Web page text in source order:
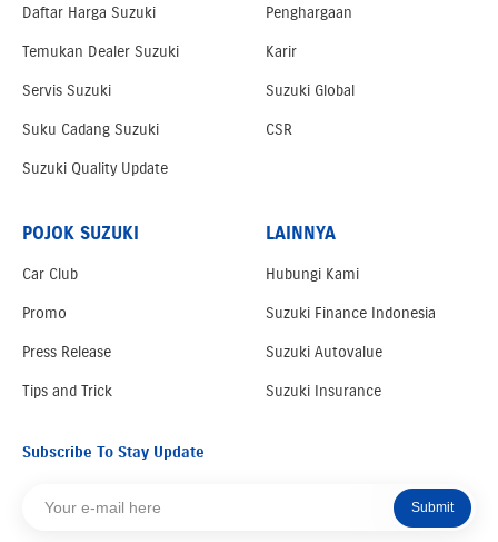
Daftar Harga Suzuki
Temukan Dealer Suzuki
Servis Suzuki
Suku Cadang Suzuki
Suzuki Quality Update
Penghargaan
Karir
Suzuki Global
CSR
POJOK SUZUKI
Car Club
Promo
Press Release
Tips and Trick
LAINNYA
Hubungi Kami
Suzuki Finance Indonesia
Suzuki Autovalue
Suzuki Insurance
Subscribe To Stay Update
Submit